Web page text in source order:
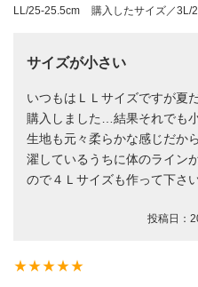
LL/25-25.5cm
購入したサイズ／3L/
サイズが小さい
いつもはＬＬサイズですが夏
購入しました…結果それでも
生地も元々柔らかな感じだか
濯しているうちに体のライン
ので４Ｌサイズも作って下さい
投稿日：
star_ratestar_ratestar_ratestar_ratestar_rate